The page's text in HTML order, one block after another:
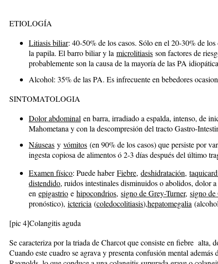
ETIOLOGÍA
Litiasis biliar: 40-50% de los casos. Sólo en el 20-30% de
la papila. El barro biliar y la microlitiasis son factores de
probablemente son la causa de la mayoría de las PA
Alcohol: 35% de las PA. Es infrecuente en bebedores
SINTOMATOLOGIA
Dolor abdominal en barra, irradiado a espalda, intenso, de
Mahometana y con la descompresión del tracto Gastro-
Náuseas y vómitos (en 90% de los casos) que persiste por
ingesta copiosa de alimentos ó 2-3 días después del último
Examen físico: Puede haberFiebre, deshidratación,
distendido, ruidos intestinales disminuidos o abolidos, dolor
en epigastrio e hipocondrios, signo de Grey-Turner, signo
pronóstico), ictericia (coledocolitiasis),hepatomegalia
[pic 4]Colangitis aguda
Se caracteriza por la triada de Charcot que consiste en fiebre alta,
Cuando este cuadro se agrava y presenta confusión mental